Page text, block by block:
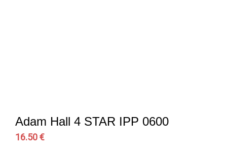
Adam Hall 4 STAR IPP 0600
16.50 €